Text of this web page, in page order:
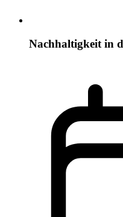
Nachhaltigkeit in